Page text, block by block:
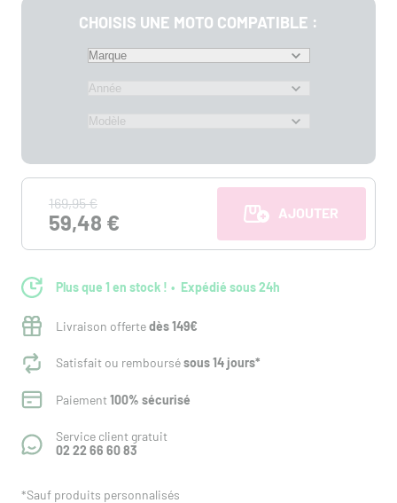
CHOISIS UNE MOTO COMPATIBLE :
169,95 €
59,48 € AJOUTER AU
Plus que 1 en stock ! Expédié sous 24h
Livraison offertedès 149€
Satisfait ou remboursésous 14 jours*
Paiement100% sécurisé
Service client gratuit
02 22 66 60 83
*Sauf produits personnalisés